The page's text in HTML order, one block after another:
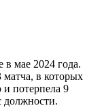
мае 2024 года.
матча, в которых
и потерпела 9
должности.